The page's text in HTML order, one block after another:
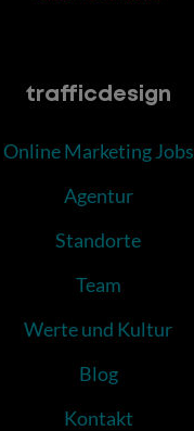
trafficdesign
Online Marketing Jobs
Agentur
Standorte
Team
Werte und Kultur
Blog
Kontakt